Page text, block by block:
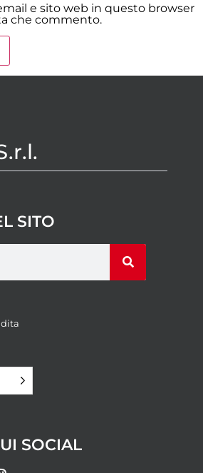
e sito web in questo browser
che commento.
SITO
SOCIAL